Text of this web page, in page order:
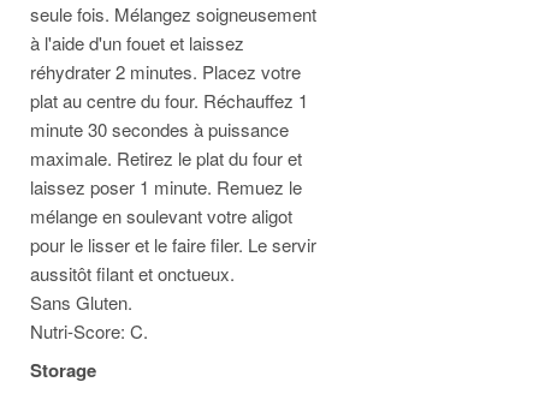
seule fois. Mélangez soigneusement
à l'aide d'un fouet et laissez
réhydrater 2 minutes. Placez votre
plat au centre du four. Réchauffez 1
minute 30 secondes à puissance
maximale. Retirez le plat du four et
laissez poser 1 minute. Remuez le
mélange en soulevant votre aligot
pour le lisser et le faire filer. Le servir
aussitôt filant et onctueux.
Sans Gluten.
Nutri-Score: C.
Storage